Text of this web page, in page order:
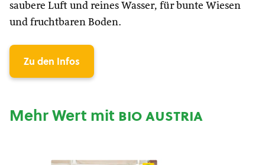
saubere Luft und reines Wasser, für bunte Wiesen
und fruchtbaren Boden.
Zu den Infos
Mehr Wert mitbio austria